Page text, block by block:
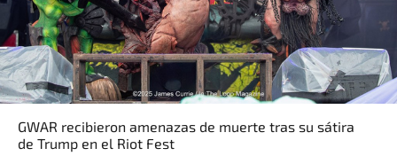
GWAR recibieron amenazas de muerte tras su sátira
de Trump en el Riot Fest